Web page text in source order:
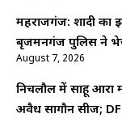
महराजगंज: शादी का
बृजमनगंज पुलिस ने
August 7, 2026
निचलौल में साहू आरा
अवैध सागौन सीज;